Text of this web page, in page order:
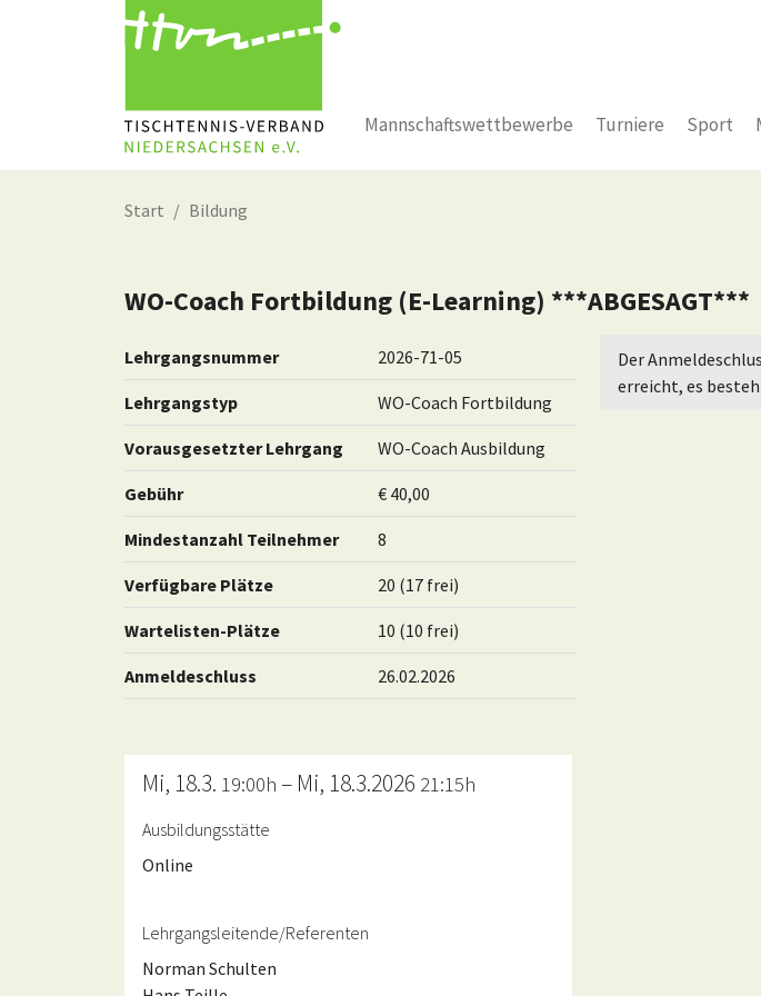
Mannschaftswettbewerbe Turniere Sport
Start Bildung
WO-Coach Fortbildung (E-Learning) ***ABGESAGT***
Lehrgangsnummer 2026-71-05
Lehrgangstyp WO-Coach Fortbildung
Vorausgesetzter Lehrgang WO-Coach Ausbildung
Gebühr € 40,00
Mindestanzahl Teilnehmer 8
Verfügbare Plätze 20 (17 frei)
Wartelisten-Plätze 10 (10 frei)
Anmeldeschluss 26.02.2026
Der
erreicht, es
Mi, 18.3. 19:00h – Mi, 18.3.2026 21:15h
Ausbildungsstätte
Online
Lehrgangsleitende/Referenten
Norman Schulten